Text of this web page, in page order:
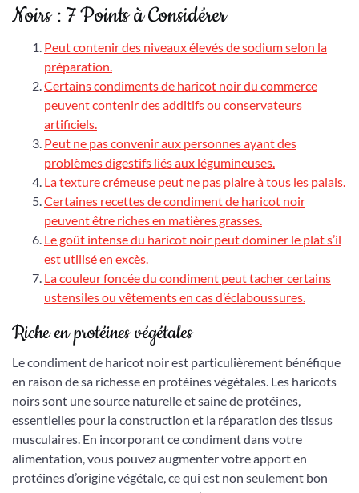
Noirs : 7 Points à Considérer
Peut contenir des niveaux élevés de sodium selon la
préparation.
Certains condiments de haricot noir du commerce
peuvent contenir des additifs ou conservateurs
artificiels.
Peut ne pas convenir aux personnes ayant des
problèmes digestifs liés aux légumineuses.
La texture crémeuse peut ne pas plaire à tous les palais.
Certaines recettes de condiment de haricot noir
peuvent être riches en matières grasses.
Le goût intense du haricot noir peut dominer le plat s’il
est utilisé en excès.
La couleur foncée du condiment peut tacher certains
ustensiles ou vêtements en cas d’éclaboussures.
Riche en protéines végétales
Le condiment de haricot noir est particulièrement bénéfique
en raison de sa richesse en protéines végétales. Les haricots
noirs sont une source naturelle et saine de protéines,
essentielles pour la construction et la réparation des tissus
musculaires. En incorporant ce condiment dans votre
alimentation, vous pouvez augmenter votre apport en
protéines d’origine végétale, ce qui est non seulement bon